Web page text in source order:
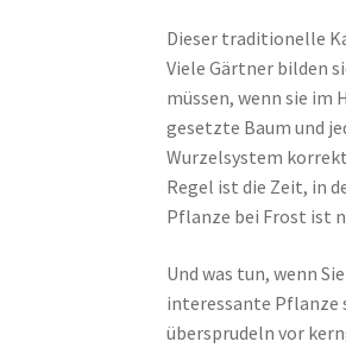
Dieser traditionelle
Viele Gärtner bilden
müssen, wenn sie im
gesetzte Baum und
Wurzelsystem
Regel ist die Zeit, in
Pflanze bei Frost ist
Und was tun, wenn
interessante Pflanze
übersprudeln vor